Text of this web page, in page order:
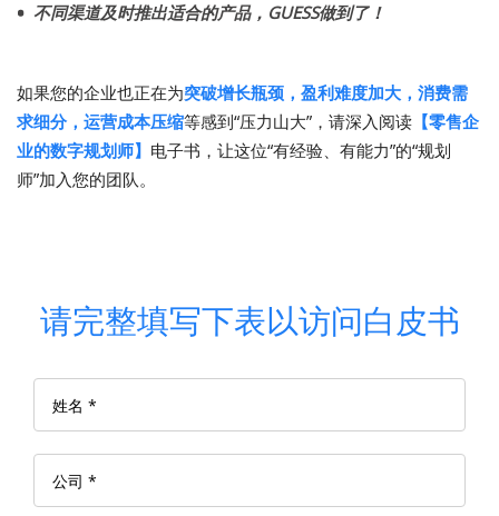
不同渠道及时推出适合的产品， GUESS做到了！
如果您的企业也正在为突破增长瓶颈，盈利难度加大，消费需
求细分，运营成本压缩等感到“压力山大”，请深入阅读 【零售企
业的数字规划师】 电子书，让这位“有经验、有能力”的“规划
师”加入您的团队。
请完整填写下表以访问白皮书